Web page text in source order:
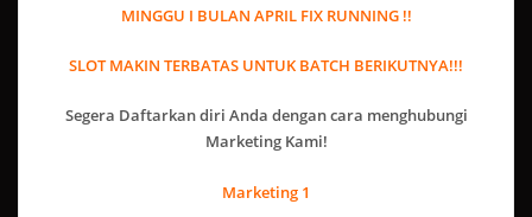
MINGGU I BULAN APRIL FIX RUNNING !!
SLOT MAKIN TERBATAS UNTUK BATCH BERIKUTNYA!!!
Segera Daftarkan diri Anda dengan cara menghubungi
Marketing Kami!
Marketing 1